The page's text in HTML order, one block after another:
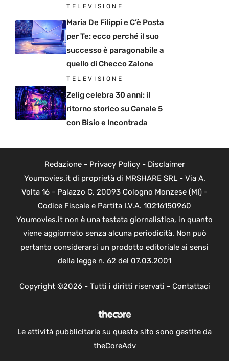
TELEVISIONE
Maria De Filippi e C’è Posta
per Te: ecco perché il suo
successo è paragonabile a
quello di Checco Zalone
TELEVISIONE
Zelig celebra 30 anni: il
ritorno storico su Canale 5
con Bisio e Incontrada
Redazione- Privacy Policy- Disclaimer
Youmovies.it di proprietà di MRSHARE SRL - Via A.
Volta 16 - Palazzo C, 20093 Cologno Monzese (MI) -
Codice Fiscale e Partita I.V.A. 10216150960
Youmovies.it non è una testata giornalistica, in quanto
viene aggiornato senza alcuna periodicità. Non può
pertanto considerarsi un prodotto editoriale ai sensi
della legge n. 62 del 07.03.2001
Copyright ©2026 - Tutti i diritti riservati - Contattaci
Le attività pubblicitarie su questo sito sono gestite da
theCoreAdv